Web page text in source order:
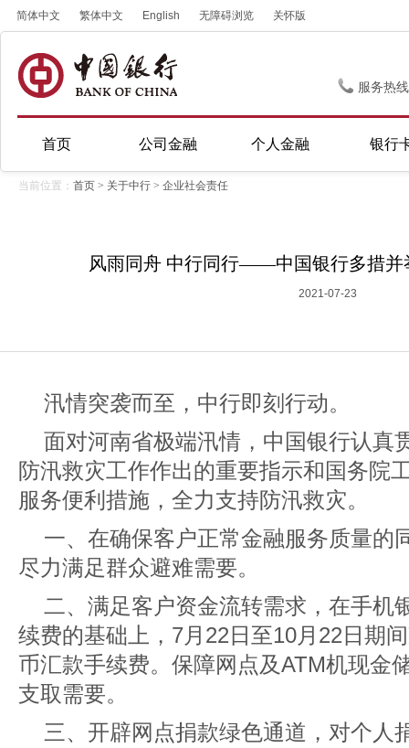
简体中文 繁体中文 English 无障碍浏览 关怀版
服务热
首页 公司金融 个人金融 银行
当前位置： 首页 > 关于中行 > 企业社会责任
风雨同舟 中行同行——中国银行多措并
2021-07-23
汛情突袭而至，中行即刻行动。
面对河南省极端汛情，中国银行认真
防汛救灾工作作出的重要指示和国务院
服务便利措施，全力支持防汛救灾。
一、在确保客户正常金融服务质量的
尽力满足群众避难需要。
二、满足客户资金流转需求，在手机
续费的基础上，7月22日至10月22日期
币汇款手续费。保障网点及ATM机现金
支取需要。
三、开辟网点捐款绿色通道，对个人